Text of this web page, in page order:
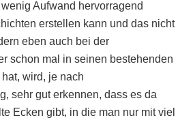
Aufwand hervorragend
erstellen kann und das nicht
eben auch bei der
schon mal in seinen bestehenden
wird, je nach
sehr gut erkennen, dass es da
Ecken gibt, in die man nur mit viel